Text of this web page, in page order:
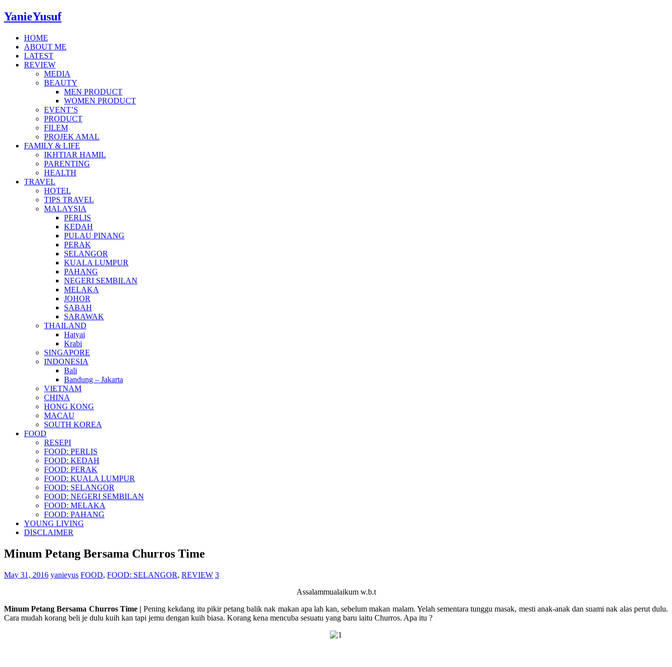
YanieYusuf
HOME
ABOUT ME
LATEST
REVIEW
MEDIA
BEAUTY
MEN PRODUCT
WOMEN PRODUCT
EVENT’S
PRODUCT
FILEM
PROJEK AMAL
FAMILY & LIFE
IKHTIAR HAMIL
PARENTING
HEALTH
TRAVEL
HOTEL
TIPS TRAVEL
MALAYSIA
PERLIS
KEDAH
PULAU PINANG
PERAK
SELANGOR
KUALA LUMPUR
PAHANG
NEGERI SEMBILAN
MELAKA
JOHOR
SABAH
SARAWAK
THAILAND
Hatyai
Krabi
SINGAPORE
INDONESIA
Bali
Bandung – Jakarta
VIETNAM
CHINA
HONG KONG
MACAU
SOUTH KOREA
FOOD
RESEPI
FOOD: PERLIS
FOOD: KEDAH
FOOD: PERAK
FOOD: KUALA LUMPUR
FOOD: SELANGOR
FOOD: NEGERI SEMBILAN
FOOD: MELAKA
FOOD: PAHANG
YOUNG LIVING
DISCLAIMER
Minum Petang Bersama Churros Time
May 31, 2016 yanieyus FOOD, FOOD: SELANGOR, REVIEW 3
Assalammualaikum w.b.t
Minum Petang Bersama Churros Time | Pening kekdang itu pikir petang balik nak makan apa lah kan, sebelum makan malam. Yelah sementara tunggu masak, mesti anak-anak dan suami nak alas perut dulu.
Cara mudah korang beli je dulu kuih kan tapi jemu dengan kuih biasa. Korang kena mencuba sesuatu yang baru iaitu Churros. Apa itu ?